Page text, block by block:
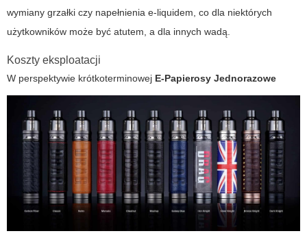
wymiany grzałki czy napełnienia e-liquidem, co dla niektórych
użytkowników może być atutem, a dla innych wadą.
Koszty eksploatacji
W perspektywie krótkoterminowej E-Papierosy Jednorazowe